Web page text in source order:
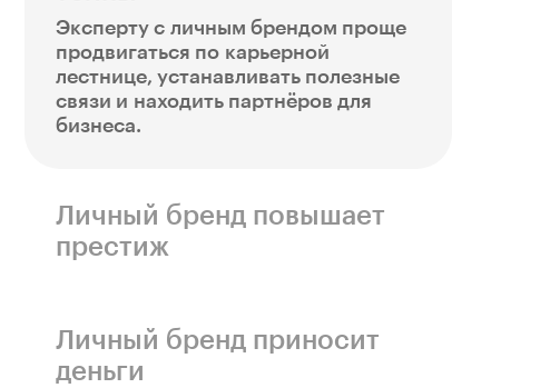
Эксперту с личным брендом проще
продвигаться по карьерной
лестнице, устанавливать полезные
связи и находить партнёров для
бизнеса.
Личный бренд повышает
престиж
в своей сфере. К его мнению
прислушиваются клиенты, коллеги
и даже конкуренты.
Личный бренд приносит
деньги